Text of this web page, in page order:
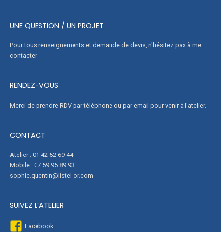
UNE QUESTION / UN PROJET
Pour tous renseignements et demande de devis, n'hésitez pas à me
contacter.
RENDEZ-VOUS
Merci de prendre RDV par téléphone ou par email pour venir à l'atelier.
CONTACT
Atelier : 01 42 52 69 44
Mobile : 07 59 95 89 93
sophie.quentin@listel-or.com
SUIVEZ L’ATELIER
Facebook